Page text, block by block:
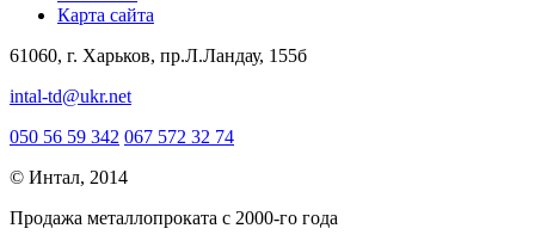
Карта сайта
61060, г. Харьков, пр.Л.Ландау, 155б
intal-td@ukr.net
050 56 59 342 067 572 32 74
© Интал, 2014
Продажа металлопроката с 2000-го года